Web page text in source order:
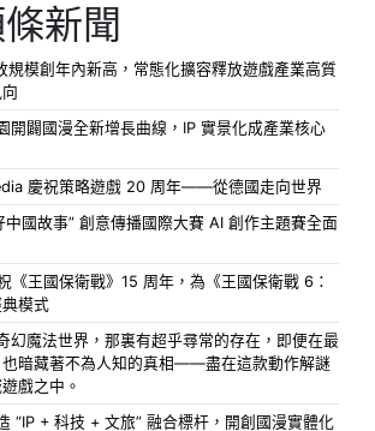
新聞
規模創年內新高，常態化擴容釋放遊戲產業高質
開闢國漫全新增長曲線，IP 實景化成產業核心
慶祝策略遊戲 20 周年——從德國走向世界
中國故事” 創意傳播國際大賽 AI 創作主題賽全面
《王國保衛戰》15 周年，為《王國保衛戰 6：
模式
幻魔法世界，那裏有超乎尋常的存在，即便在最
也暗藏著不為人知的真相——盡在這款動作解謎
戲之中。
“IP + 科技 + 文旅” 融合標杆，開創國漫實體化